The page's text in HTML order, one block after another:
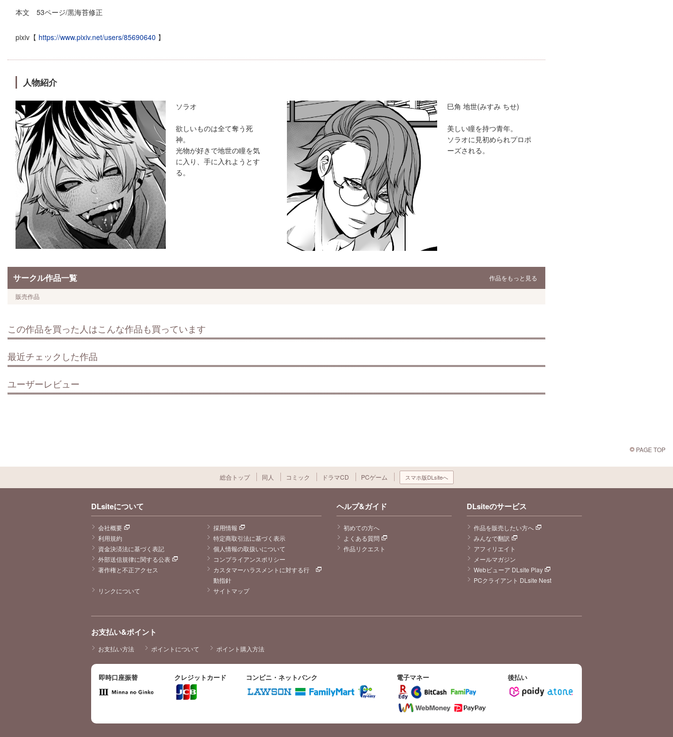
本文 53ページ/黒海苔修正
pixiv【 https://www.pixiv.net/users/85690640 】
人物紹介
ソラオ
欲しいものは全て奪う死
神。
光物が好きで地世の瞳を気
に入り、手に入れようとす
る。
巳角 地世(みすみ ちせ)
美しい瞳を持つ青年。
ソラオに見初められプロポ
ーズされる。
サークル作品一覧 作品をもっと見る
販売作品
この作品を買った人はこんな作品も買っています
最近チェックした作品
ユーザーレビュー
PAGE TOP
総合トップ 同人 コミック ドラマCD PCゲーム スマホ版DLsiteへ
DLsiteについて
会社概要
採用情報
利用規約
特定商取引法に基づく表示
資金決済法に基づく表記
個人情報の取扱いについて
外部送信規律に関する公表
コンプライアンスポリシー
著作権と不正アクセス
カスタマーハラスメントに対する行
動指針
リンクについて
サイトマップ
ヘルプ&ガイド
初めての方へ
よくある質問
作品リクエスト
DLsiteのサービス
作品を販売したい方へ
みんなで翻訳
アフィリエイト
メールマガジン
Webビューア DLsite Play
PCクライアント DLsite Nest
お支払い&ポイント
お支払い方法 ポイントについて ポイント購入方法
即時口座振替 クレジットカード コンビニ・ネットバンク 電子マネー 後払い